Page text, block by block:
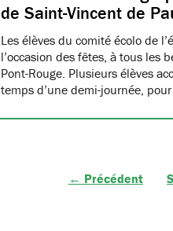
de Saint-Vincent de
Les élèves du comité écolo de
l’occasion des fêtes, à tous les
Pont-Rouge. Plusieurs élèves
temps d’une demi-journée,
← Précédent